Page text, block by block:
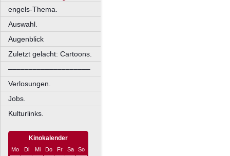
engels-Thema.
Auswahl.
Augenblick
Zuletzt gelacht: Cartoons.
––––––––––––––––––––
Verlosungen.
Jobs.
Kulturlinks.
Kinokalender
Mo Di Mi Do Fr Sa
So